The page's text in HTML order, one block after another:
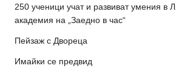
250 ученици учат и развиват умения в
академия на „Заедно в час“
Пейзаж с Двореца
Имайки се предвид